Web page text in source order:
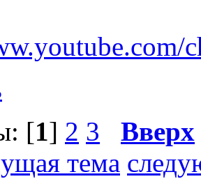
[1] 2 3
Вверх
тема